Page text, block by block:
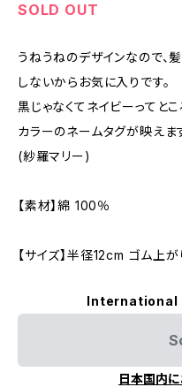
SOLD OUT
うねうねのデザインなので、
しないからお気に入りです。
黒じゃなくてネイビーってとこ
カラーのネームタグが映えま
(紗羅マリー)
【素材】綿 100％
【サイズ】半径12cm ゴム上
International
日本国内